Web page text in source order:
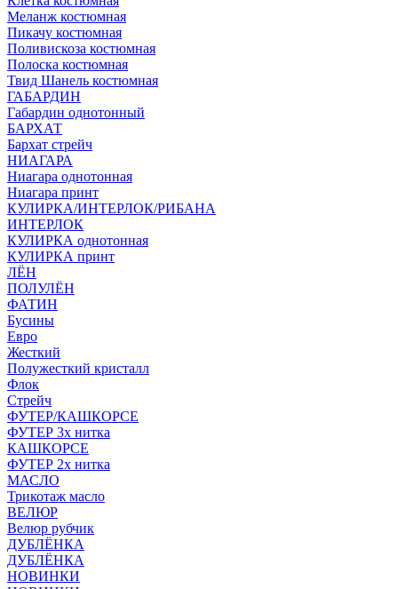
Меланж костюмная
Пикачу костюмная
Поливискоза костюмная
Полоска костюмная
Твид Шанель костюмная
ГАБАРДИН
Габардин однотонный
БАРХАТ
Бархат стрейч
НИАГАРА
Ниагара однотонная
Ниагара принт
КУЛИРКА/ИНТЕРЛОК/РИБАНА
ИНТЕРЛОК
КУЛИРКА однотонная
КУЛИРКА принт
ЛЁН
ПОЛУЛЁН
ФАТИН
Бусины
Евро
Жесткий
Полужесткий кристалл
Флок
Стрейч
ФУТЕР/КАШКОРСЕ
ФУТЕР 3х нитка
КАШКОРСЕ
ФУТЕР 2х нитка
МАСЛО
Трикотаж масло
ВЕЛЮР
Велюр рубчик
ДУБЛЁНКА
ДУБЛЁНКА
НОВИНКИ